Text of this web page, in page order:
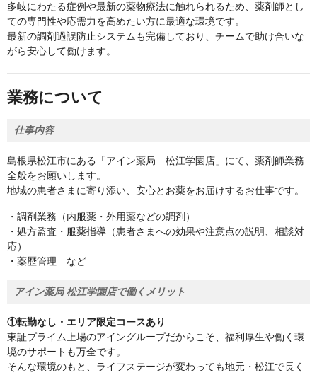
多岐にわたる症例や最新の薬物療法に触れられるため、薬剤師とし
ての専門性や応需力を高めたい方に最適な環境です。
最新の調剤過誤防止システムも完備しており、チームで助け合いな
がら安心して働けます。
業務について
仕事内容
島根県松江市にある「アイン薬局 松江学園店」にて、薬剤師業務
全般をお願いします。
地域の患者さまに寄り添い、安心とお薬をお届けするお仕事です。
・調剤業務（内服薬・外用薬などの調剤）
・処方監査・服薬指導（患者さまへの効果や注意点の説明、相談対
応）
・薬歴管理 など
アイン薬局 松江学園店で働くメリット
①転勤なし・エリア限定コースあり
東証プライム上場のアイングループだからこそ、福利厚生や働く環
境のサポートも万全です。
そんな環境のもと、ライフステージが変わっても地元・松江で長く